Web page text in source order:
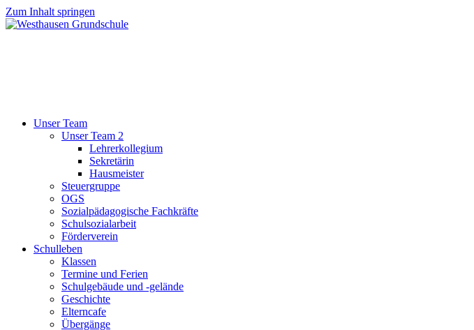
Zum Inhalt springen
Unser Team
Unser Team 2
Lehrerkollegium
Sekretärin
Hausmeister
Steuergruppe
OGS
Sozialpädagogische Fachkräfte
Schulsozialarbeit
Förderverein
Schulleben
Klassen
Termine und Ferien
Schulgebäude und -gelände
Geschichte
Elterncafe
Übergänge